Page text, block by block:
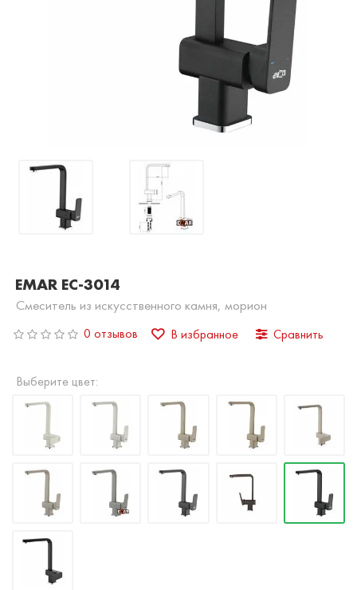
EMAR EC-3014
Смеситель из искусственного камня, морион
0 отзывов В избранное Сравнить
Выберите цвет: